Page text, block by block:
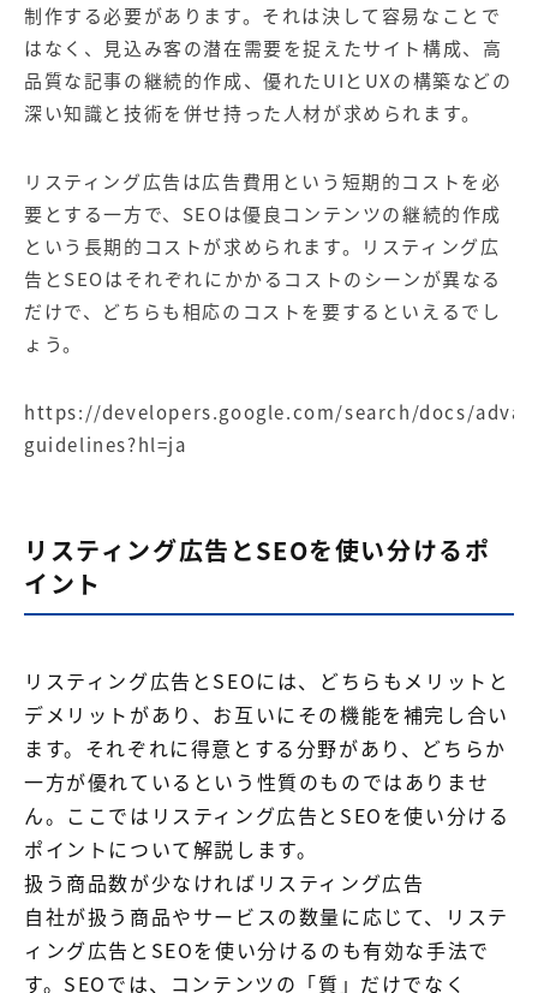
制作する必要があります。それは決して容易なことで
はなく、見込み客の潜在需要を捉えたサイト構成、高
品質な記事の継続的作成、優れたUIとUXの構築などの
深い知識と技術を併せ持った人材が求められます。
リスティング広告は広告費用という短期的コストを必
要とする一方で、SEOは優良コンテンツの継続的作成
という長期的コストが求められます。リスティング広
告とSEOはそれぞれにかかるコストのシーンが異なる
だけで、どちらも相応のコストを要するといえるでし
ょう。
https://developers.google.com/search/docs/
guidelines?hl=ja
リスティング広告とSEOを使い分けるポ
イント
リスティング広告とSEOには、どちらもメリットと
デメリットがあり、お互いにその機能を補完し合い
ます。それぞれに得意とする分野があり、どちらか
一方が優れているという性質のものではありませ
ん。ここではリスティング広告とSEOを使い分ける
ポイントについて解説します。
扱う商品数が少なければリスティング広告
自社が扱う商品やサービスの数量に応じて、リステ
ィング広告とSEOを使い分けるのも有効な手法で
す。SEOでは、コンテンツの「質」だけでなく